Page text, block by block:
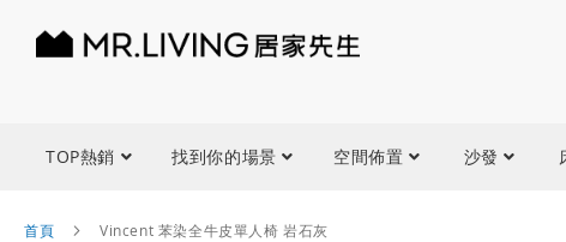
TOP熱銷 找到你的場景 空間佈置 沙發
首頁 Vincent 苯染全牛皮單人椅 岩石灰